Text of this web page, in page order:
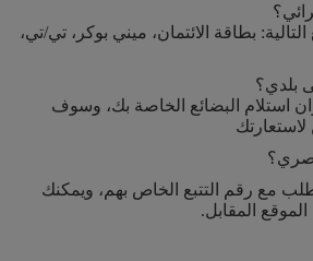
بطاقة الائتمان، ميني بوكر، تي/تي،
بلدي؟
استلام البضائع الخاصة بك، وسوف
مع رقم التتبع الخاص بهم، ويمكنك
المقابل.